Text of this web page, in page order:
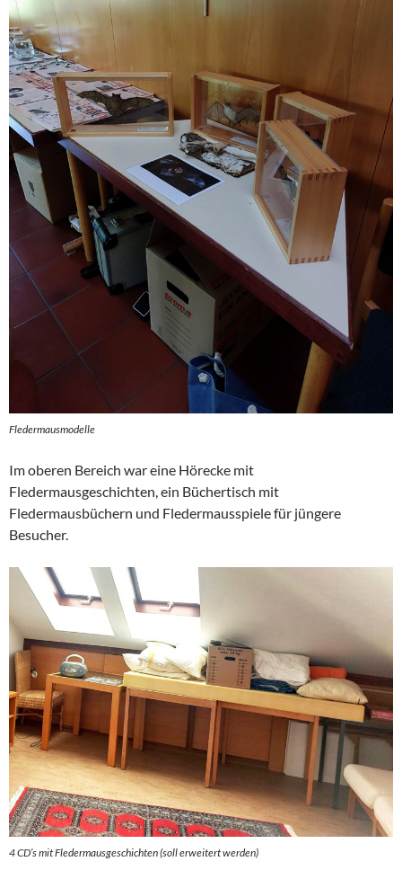
Fledermausmodelle
Im oberen Bereich war eine Hörecke mit
Fledermausgeschichten, ein Büchertisch mit
Fledermausbüchern und Fledermausspiele für jüngere
Besucher.
4 CD’s mit Fledermausgeschichten (soll erweitert werden)